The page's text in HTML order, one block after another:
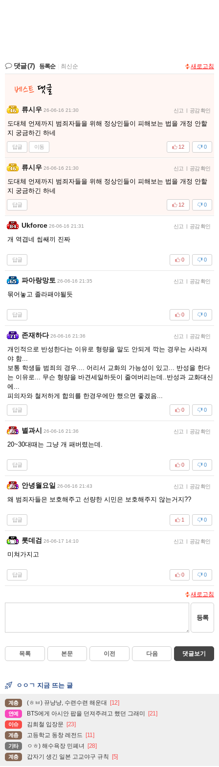
댓글(7) 등록순 최신순 새로고침
류시우 26-06-16 21:30 신고 | 공감 확인
도대체 언제까지 범죄자들을 위해 정상인들이 피해보는 법을 개정 안할
지 궁금하긴 하네
답글 이동 0
12
류시우 26-06-16 21:30 신고 | 공감 확인
도대체 언제까지 범죄자들을 위해 정상인들이 피해보는 법을 개정 안할
지 궁금하긴 하네
답글 0
12
Ukforce 26-06-16 21:31 신고 | 공감 확인
개 역겹네 씹쌔끼 진짜
답글 0
0
파아랑망토 26-06-16 21:35 신고 | 공감 확인
묶어놓고 졸라패야될듯
답글 0
0
존재하다 26-06-16 21:36 신고 | 공감 확인
개인적으로 반성한다는 이유로 형량을 말도 안되게 깍는 경우는 사라져
야 함...
보통 학생들 범죄의 경우.... 어리서 교화의 가능성이 있고... 반성을 한다
는 이유로... 무슨 형량을 바견세일하듯이 줄여버리는데..반성과 교화대신
에...
피의자와 철저하게 합의를 한경우에만 했으면 좋겠음...
답글 0
0
별과시 26-06-16 21:36 신고 | 공감 확인
20~30대때는 그냥 개 패버렸는데.
답글 0
0
안녕월요일 26-06-16 21:43 신고 | 공감 확인
왜 범죄자들은 보호해주고 선량한 시민은 보호해주지 않는거지??
답글 0
1
롯데검 26-06-17 14:10 신고 | 공감 확인
미쳐가지고
답글 0
0
새로고침
등록
목록 본문 이전 다음 댓글보기
ㅇㅇㄱ 지금 뜨는 글
계층 (ㅎㅂ) 뀨냥냥, 수련수련 해운대 [12]
연예 BTS에게 아시안 팝을 던져주려고 했던 그래미 [21]
이슈 김희철 입장문 [23]
계층 고등학교 동창 레전드 [11]
기타 ㅇㅎ) 해수욕장 민폐녀 [28]
계층 갑자기 생긴 일본 고교야구 규칙 [5]